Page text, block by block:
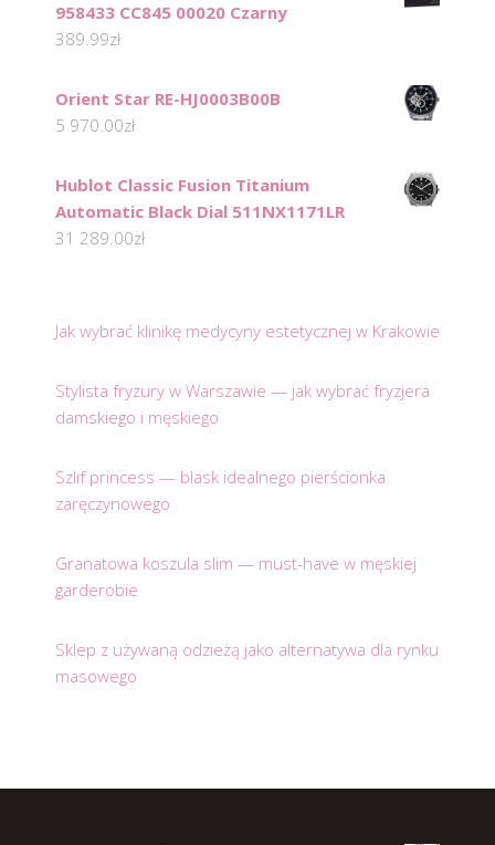
958433 CC845 00020 Czarny
389.99zł
Orient Star RE-HJ0003B00B
5 970.00zł
Hublot Classic Fusion Titanium
Automatic Black Dial 511NX1171LR
31 289.00zł
Jak wybrać klinikę medycyny estetycznej w Krakowie
Stylista fryzury w Warszawie — jak wybrać fryzjera
damskiego i męskiego
Szlif princess — blask idealnego pierścionka
zaręczynowego
Granatowa koszula slim — must-have w męskiej
garderobie
Sklep z używaną odzieżą jako alternatywa dla rynku
masowego